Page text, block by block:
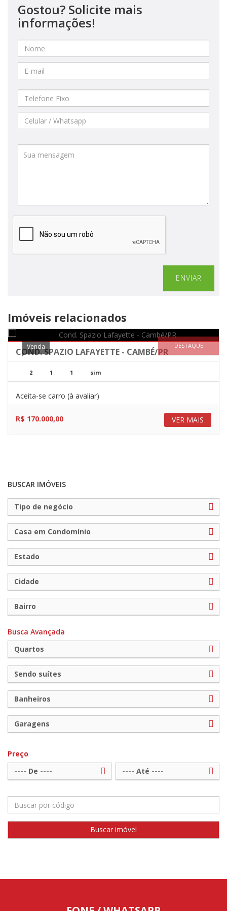
Gostou? Solicite mais
informações!
ENVIAR
Imóveis relacionados
Venda DESTAQUE
COND. SPAZIO LAFAYETTE - CAMBÉ/PR
2 1 1 sim
Aceita-se carro (à avaliar)
VER MAIS
R$ 170.000,00
BUSCAR IMÓVEIS
Tipo de negócio
Casa em Condomínio
Estado
Cidade
Bairro
Busca Avançada
Quartos
Sendo suítes
Banheiros
Garagens
Preço
---- De ----
---- Até ----